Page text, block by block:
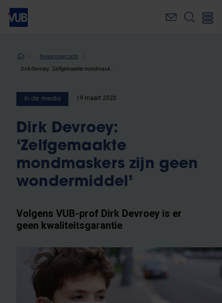
Overslaan
naar
inhoudKruimelpad
Nieuwsoverzicht
In de media 19 maart 2020
Dirk Devroey:
‘Zelfgemaakte
mondmaskers zijn geen
wondermiddel’
Volgens VUB-prof Dirk Devroey is er
geen kwaliteitsgarantie